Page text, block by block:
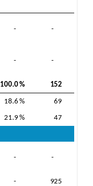
- -
- -
100.0 % 152
18.6 % 69
21.9 % 47
- -
- 925